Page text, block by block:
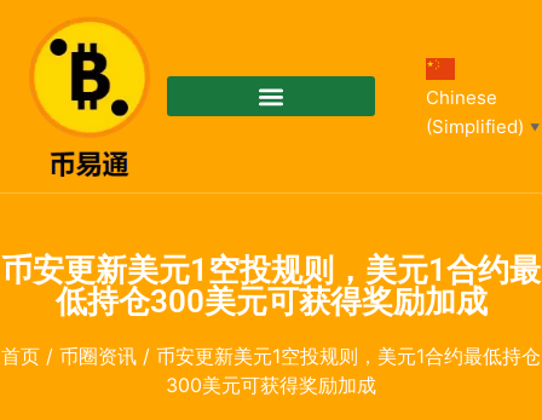
Chinese
(Simplified)
▼
币安更新美元1空投规则，美元1合约最
低持仓300美元可获得奖励加成
首页 / 币圈资讯 / 币安更新美元1空投规则，美元1合约最低持仓
300美元可获得奖励加成